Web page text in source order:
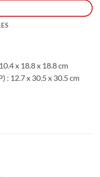
x 18.8 x 18.8 cm
: 12.7 x 30.5 x 30.5 cm